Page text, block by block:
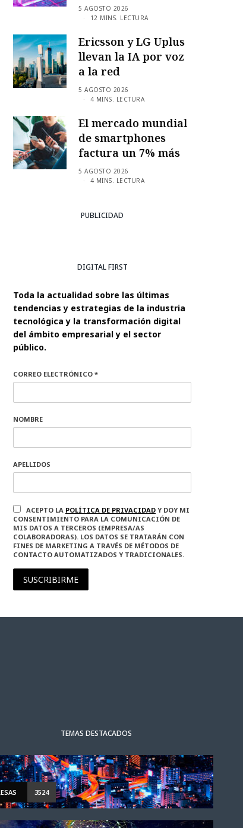
5 AGOSTO 2026
12 MINS. LECTURA
Ericsson y LG Uplus
llevan la IA por voz
a la red
5 AGOSTO 2026
4 MINS. LECTURA
El mercado mundial
de smartphones
factura un 7% más
5 AGOSTO 2026
4 MINS. LECTURA
PUBLICIDAD
DIGITAL FIRST
Toda la actualidad sobre las últimas
tendencias y estrategias de la industria
tecnológica y la transformación digital
del ámbito empresarial y el sector
público.
CORREO ELECTRÓNICO *
NOMBRE
APELLIDOS
ACEPTO LA POLÍTICA DE PRIVACIDAD Y DOY MI
CONSENTIMIENTO PARA LA COMUNICACIÓN DE
MIS DATOS A TERCEROS (EMPRESA/AS
COLABORADORAS). LOS DATOS SE TRATARÁN CON
FINES DE MARKETING A TRAVÉS DE MÉTODOS DE
CONTACTO AUTOMATIZADOS Y TRADICIONALES.
SUSCRIBIRME
NOTICIAS DESTACADAS
TEMAS DESTACADOS
3524